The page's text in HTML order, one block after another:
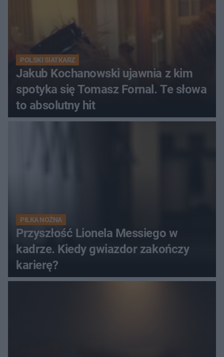
POLSKI SIATKARZ
Jakub Kochanowski ujawnia z kim
spotyka się Tomasz Fornal. Te słowa
to absolutny hit
PIŁKA NOŻNA
Przyszłość Lionela Messiego w
kadrze. Kiedy gwiazdor zakończy
karierę?